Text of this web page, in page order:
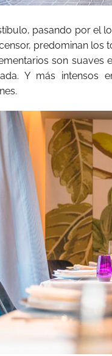
pasando por el
predominan los
son suaves
Y más intensos